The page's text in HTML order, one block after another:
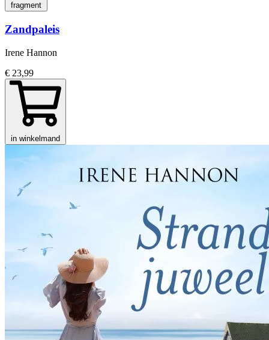
fragment
Zandpaleis
Irene Hannon
€ 23,99
in winkelmand